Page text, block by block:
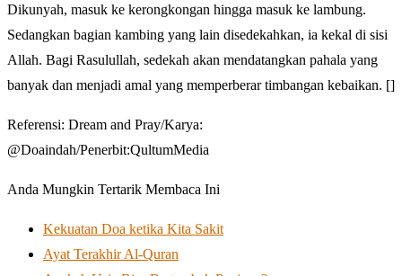
Dikunyah, masuk ke kerongkongan hingga masuk ke lambung.
Sedangkan bagian kambing yang lain disedekahkan, ia kekal di sisi
Allah. Bagi Rasulullah, sedekah akan mendatangkan pahala yang
banyak dan menjadi amal yang memperberar timbangan kebaikan. []
Referensi: Dream and Pray/Karya:
@Doaindah/Penerbit:QultumMedia
Anda Mungkin Tertarik Membaca Ini
Kekuatan Doa ketika Kita Sakit
Ayat Terakhir Al-Quran